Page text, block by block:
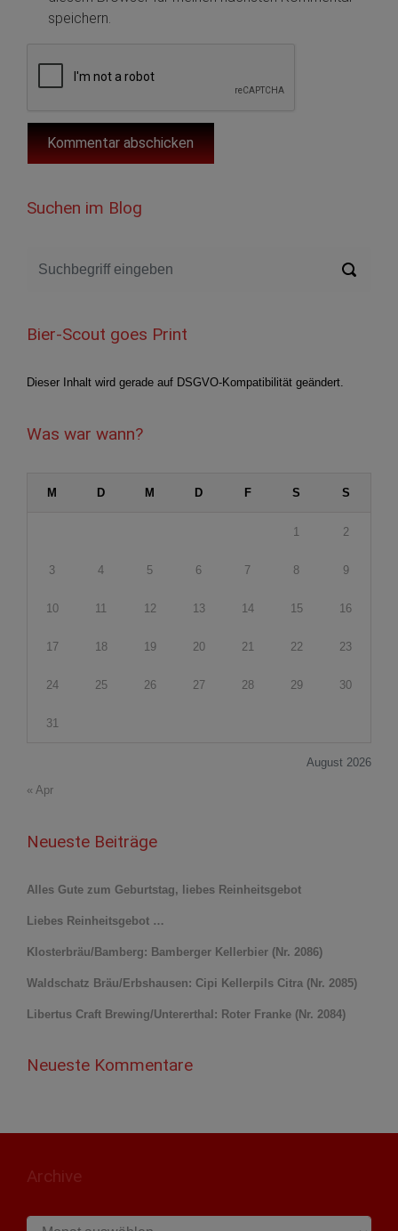
speichern.
Suchen im Blog
Bier-Scout goes Print
Dieser Inhalt wird gerade auf DSGVO-Kompatibilität geändert.
Was war wann?
August 2026
M D M D F S S
1 2
3 4 5 6 7 8 9
10 11 12 13 14 15 16
17 18 19 20 21 22 23
24 25 26 27 28 29 30
31
« Apr
Neueste Beiträge
Alles Gute zum Geburtstag, liebes Reinheitsgebot
Liebes Reinheitsgebot …
Klosterbräu/Bamberg: Bamberger Kellerbier (Nr. 2086)
Waldschatz Bräu/Erbshausen: Cipi Kellerpils Citra (Nr. 2085)
Libertus Craft Brewing/Untererthal: Roter Franke (Nr. 2084)
Neueste Kommentare
Archive
Archive